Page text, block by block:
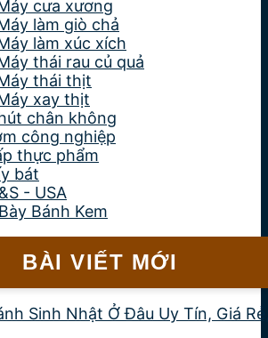
cưa xương
làm giò chả
làm xúc xích
thái rau củ quả
thái thịt
xay thịt
chân không
công nghiệp
thực phẩm
bát
- USA
Bánh Kem
BÀI VIẾT MỚI
Sinh Nhật Ở Đâu Uy Tín, Giá